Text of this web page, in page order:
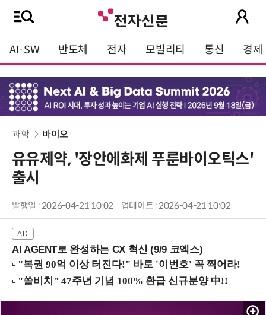
AI·SW 반도체 전자 모빌리티 통신 경제
과학 바이오
유유제약, '장안에화제 푸룬바이오틱스'
출시
발행일 : 2026-04-21 10:02 업데이트 : 2026-04-21 10:02
AI AGENT로 완성하는 CX 혁신 (9/9 코엑스)